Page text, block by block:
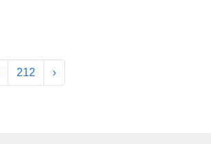
212 ›